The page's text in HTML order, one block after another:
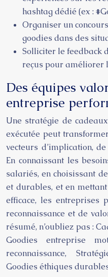
hashtag dédié (ex :
Organiser un
goodies dans des
Solliciter le feedback
reçus pour améliorer
Des équipes
entreprise
Une stratégie de
exécutée peut
vecteurs d’implication,
En connaissant les
salariés, en choisissant
et durables, et en
efficace, les entreprises
reconnaissance et de
résumé, n’oubliez pas :
Goodies entreprise
reconnaissance,
Goodies éthiques